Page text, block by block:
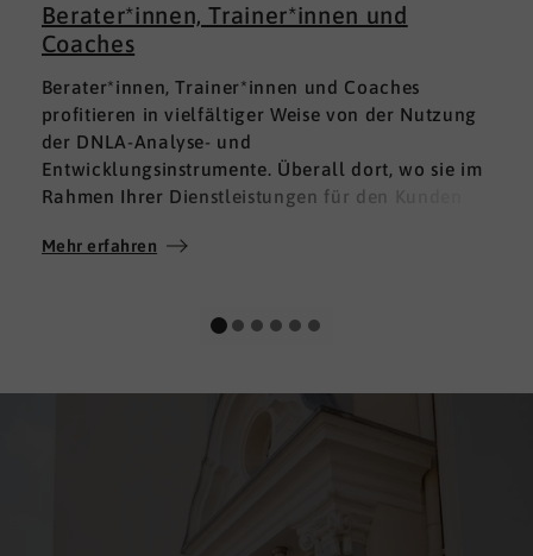
Berater*innen, Trainer*innen und
Coaches
Berater*innen, Trainer*innen und Coaches
profitieren in vielfältiger Weise von der Nutzung
der DNLA-Analyse- und
Entwicklungsinstrumente. Überall dort, wo sie im
Rahmen Ihrer Dienstleistungen für den Kunden
Soft Skills brauchen, finden sie in DNLA den
Mehr erfahren